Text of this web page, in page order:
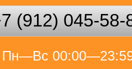
(912) 045-58-
Пн—Вс